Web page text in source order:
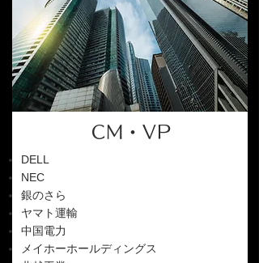
CM・VP
DELL
NEC
銀のさら
ヤマト運輸
中国電力
メイホーホールディングス